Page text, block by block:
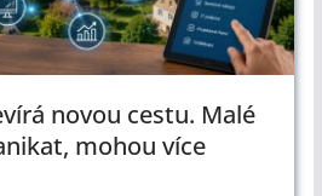
novou cestu. Malé
mohou více